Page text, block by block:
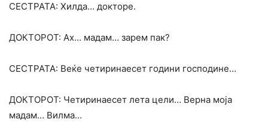
СЕСТРАТА: Хилда… докторе.
ДОКТОРОТ: Ах… мадам… зарем пак?
СЕСТРАТА: Веќе четиринаесет години господине…
ДОКТОРОТ: Четиринаесет лета цели… Верна моја
мадам… Вилма…